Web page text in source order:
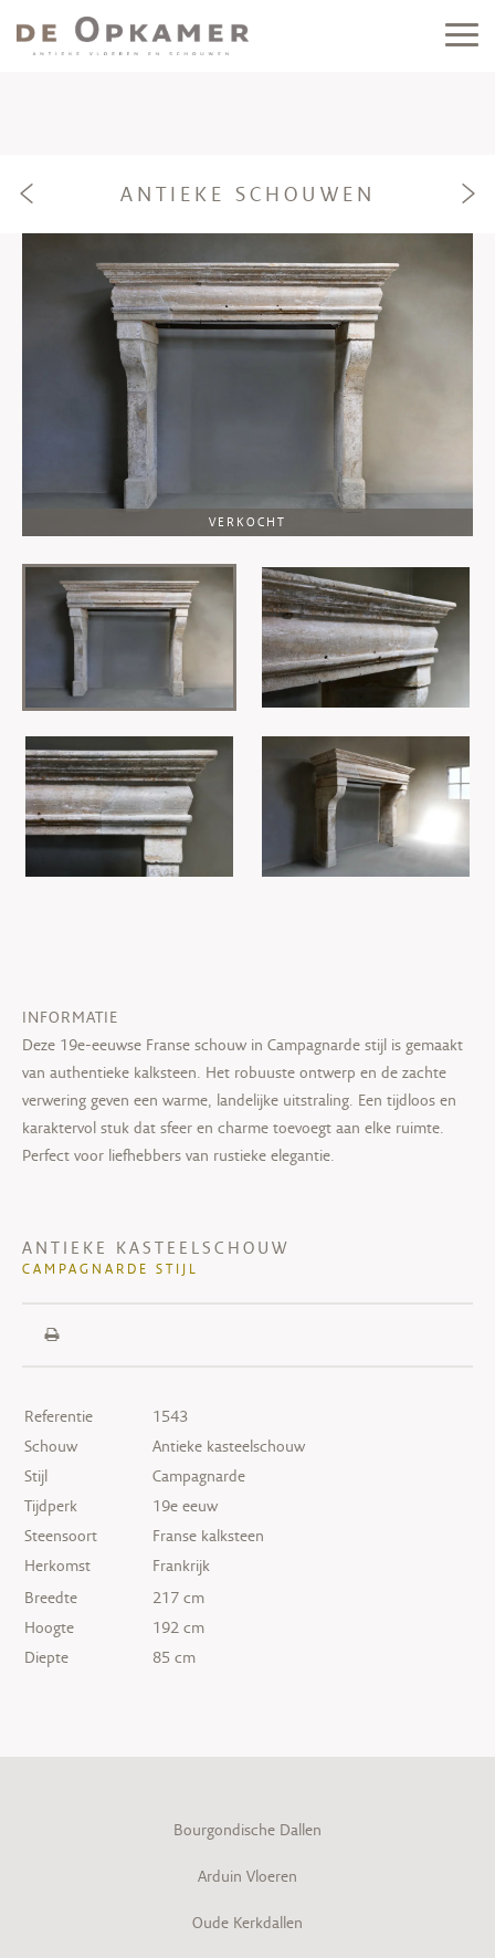
e f
ANTIEKE SCHOUWEN
VERKOCHT
INFORMATIE
Deze 19e-eeuwse Franse schouw in Campagnarde stijl is gemaakt
van authentieke kalksteen. Het robuuste ontwerp en de zachte
verwering geven een warme, landelijke uitstraling. Een tijdloos en
karaktervol stuk dat sfeer en charme toevoegt aan elke ruimte.
Perfect voor liefhebbers van rustieke elegantie.
ANTIEKE KASTEELSCHOUW
CAMPAGNARDE STIJL
Referentie
1543
Schouw
Antieke kasteelschouw
Stijl
Campagnarde
Tijdperk
19e eeuw
Steensoort
Franse kalksteen
Herkomst
Frankrijk
Breedte
217 cm
Hoogte
192 cm
Diepte
85 cm
Bourgondische Dallen
Arduin Vloeren
Oude Kerkdallen